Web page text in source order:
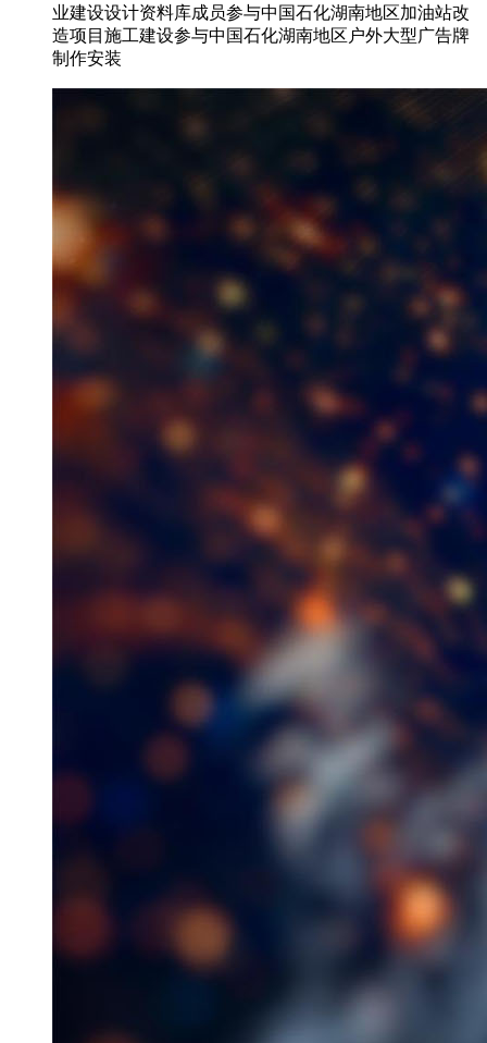
业建设设计资料库成员参与中国石化湖南地区加油站改
造项目施工建设参与中国石化湖南地区户外大型广告牌
制作安装